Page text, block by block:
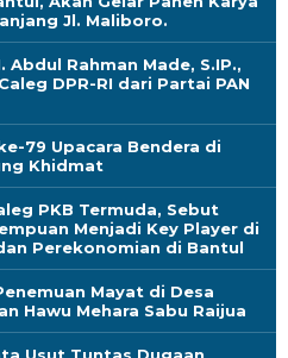
Jl. Maliboro.
Abdul Rahman Made, S.IP.,
DPR-RI dari Partai PAN
79 Upacara Bendera di
Khidmat
PKB Termuda, Sebut
Menjadi Key Player di
Perekonomian di Bantul
Mayat di Desa
Hawu Mehara Sabu Raijua
Usut Tuntas Dugaan